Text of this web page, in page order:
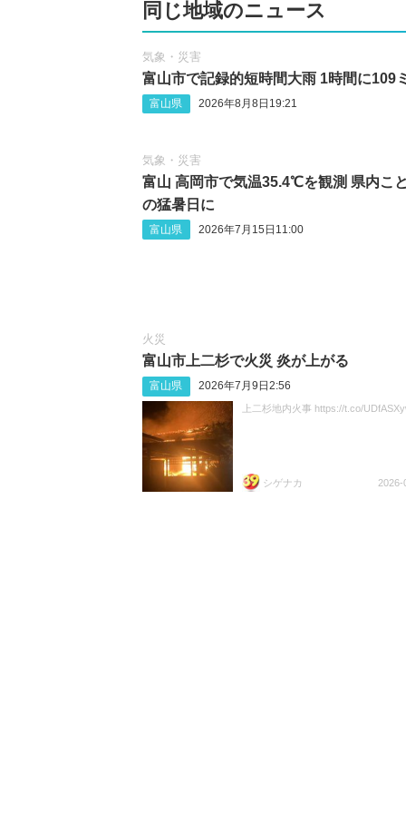
同じ地域のニュース
気象・災害
富山市で記録的短時間大雨 1時間に109
富山県 2026年8月8日19:21
気象・災害
富山 高岡市で気温35.4℃を観測 県内こ
の猛暑日に
富山県 2026年7月15日11:00
火災
富山市上二杉で火災 炎が上がる
富山県 2026年7月9日2:56
上二杉地内火事 https://t.co/
シゲナカ 2026-